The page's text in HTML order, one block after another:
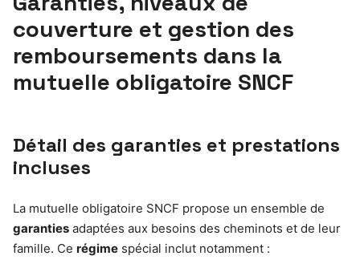
couverture et gestion des
remboursements dans la
mutuelle obligatoire SNCF
Détail des garanties et prestations
incluses
La mutuelle obligatoire SNCF propose un ensemble de
garanties adaptées aux besoins des cheminots et de leur
famille. Ce régime spécial inclut notamment :